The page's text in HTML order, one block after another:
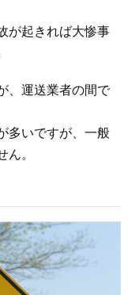
が起きれば大惨事
、運送業者の間で
多いですが、一般
ん。